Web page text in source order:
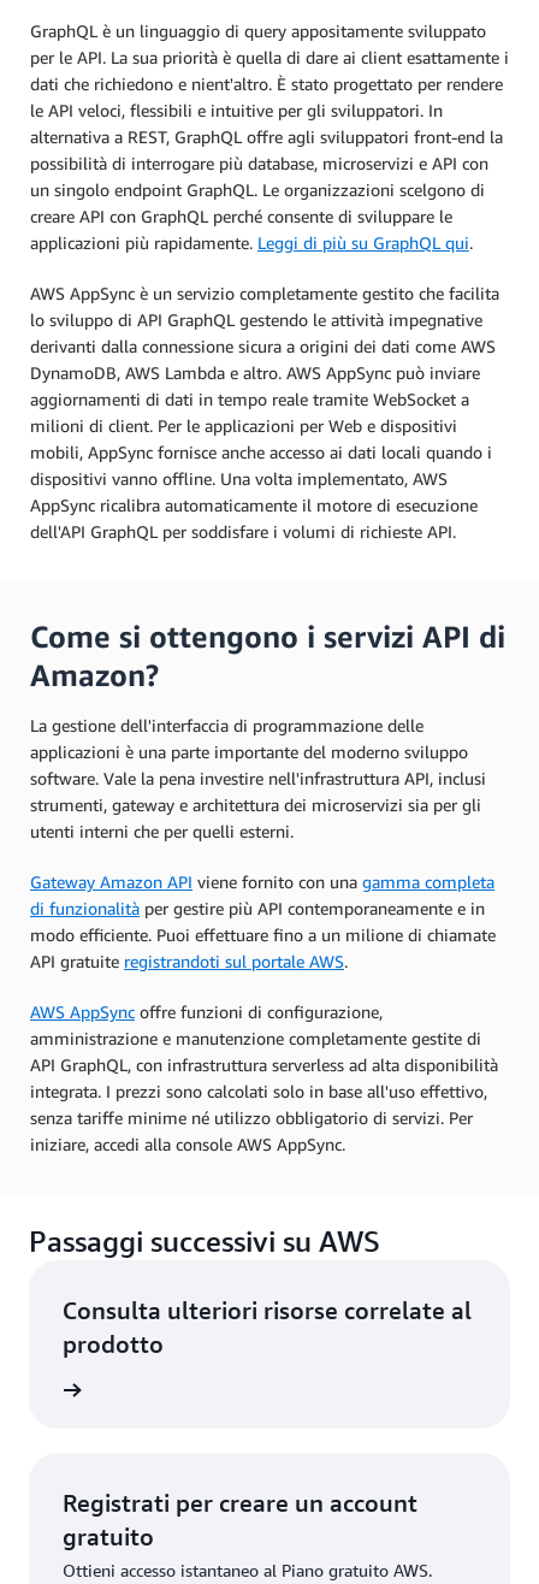
GraphQL è un linguaggio di query appositamente sviluppato
per le API. La sua priorità è quella di dare ai client esattamente i
dati che richiedono e nient'altro. È stato progettato per rendere
le API veloci, flessibili e intuitive per gli sviluppatori. In
alternativa a REST, GraphQL offre agli sviluppatori front-end la
possibilità di interrogare più database, microservizi e API con
un singolo endpoint GraphQL. Le organizzazioni scelgono di
creare API con GraphQL perché consente di sviluppare le
applicazioni più rapidamente. Leggi di più su GraphQL qui.
AWS AppSync è un servizio completamente gestito che facilita
lo sviluppo di API GraphQL gestendo le attività impegnative
derivanti dalla connessione sicura a origini dei dati come AWS
DynamoDB, AWS Lambda e altro. AWS AppSync può inviare
aggiornamenti di dati in tempo reale tramite WebSocket a
milioni di client. Per le applicazioni per Web e dispositivi
mobili, AppSync fornisce anche accesso ai dati locali quando i
dispositivi vanno offline. Una volta implementato, AWS
AppSync ricalibra automaticamente il motore di esecuzione
dell'API GraphQL per soddisfare i volumi di richieste API.
Come si ottengono i servizi API di
Amazon?
La gestione dell'interfaccia di programmazione delle
applicazioni è una parte importante del moderno sviluppo
software. Vale la pena investire nell'infrastruttura API, inclusi
strumenti, gateway e architettura dei microservizi sia per gli
utenti interni che per quelli esterni.
Gateway Amazon API viene fornito con una gamma completa
di funzionalità per gestire più API contemporaneamente e in
modo efficiente. Puoi effettuare fino a un milione di chiamate
API gratuite registrandoti sul portale AWS.
AWS AppSync offre funzioni di configurazione,
amministrazione e manutenzione completamente gestite di
API GraphQL, con infrastruttura serverless ad alta disponibilità
integrata. I prezzi sono calcolati solo in base all'uso effettivo,
senza tariffe minime né utilizzo obbligatorio di servizi. Per
iniziare, accedi alla console AWS AppSync.
Passaggi successivi su AWS
Consulta ulteriori risorse correlate al
prodotto
Registrati per creare un account
gratuito
Ottieni accesso istantaneo al Piano gratuito AWS.